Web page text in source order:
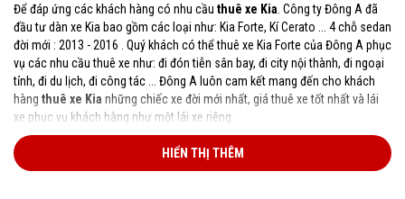
Để đáp ứng các khách hàng có nhu cầu thuê xe Kia . Công ty Đông A đã
đầu tư dàn xe Kia bao gồm các loại như: Kia Forte, Kí Cerato ... 4 chỗ sedan
đời mới : 2013 - 2016 . Quý khách có thể thuê xe Kia Forte của Đông A phục
vụ các nhu cầu thuê xe như: đi đón tiễn sân bay, đi city nội thành, đi ngoại
tỉnh, đi du lịch, đi công tác ... Đông A luôn cam kết mang đến cho khách
hàng thuê xe Kia những chiếc xe đời mới nhất, giá thuê xe tốt nhất và lái
xe phục vụ khách hàng như một lái xe riêng
HIỂN THỊ THÊM